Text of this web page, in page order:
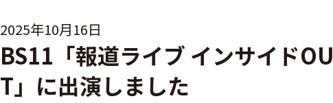
2025年10月16日
BS11「報道ライブ インサイドOU
T」に出演しました